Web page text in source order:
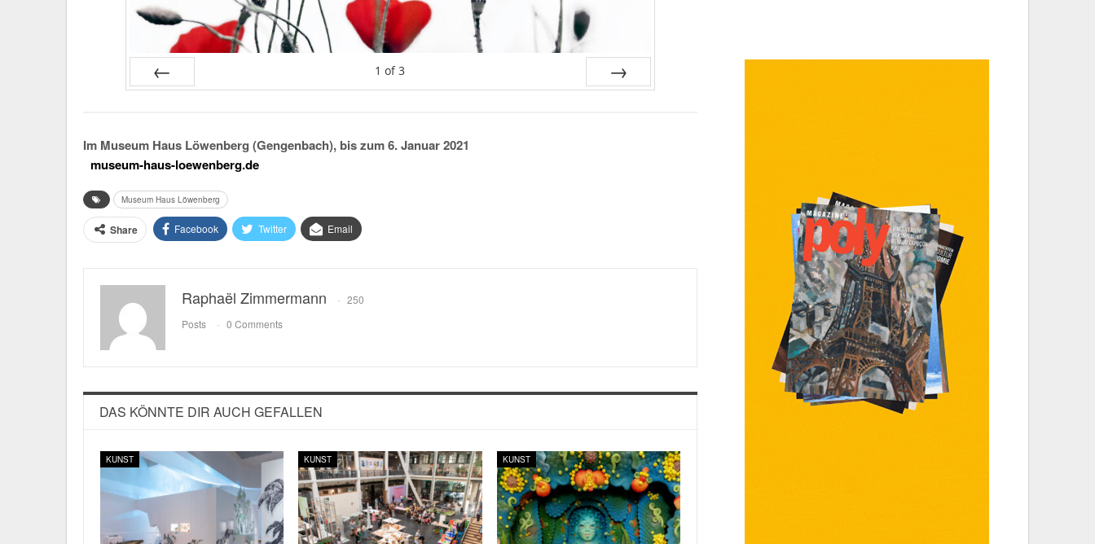
1 of 3
Im Museum Haus Löwenberg (Gengenbach), bis zum 6. Januar 2021
museum-haus-loewenberg.de
Museum Haus Löwenberg
Share Facebook Twitter Email
Raphaël Zimmermann
250
Posts
0 Comments
DAS KÖNNTE DIR AUCH GEFALLEN
KUNST KUNST KUNST